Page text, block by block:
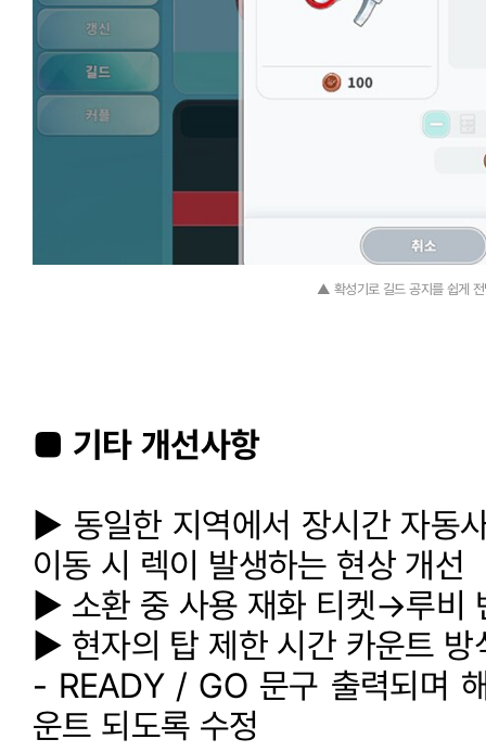
▲ 확성기로 길드 공지를 쉽게 전
■ 기타 개선사항
▶ 동일한 지역에서 장시간 자동
이동 시 렉이 발생하는 현상 개선
▶ 소환 중 사용 재화 티켓→루비
▶ 현자의 탑 제한 시간 카운트 방
- READY / GO 문구 출력되며
운트 되도록 수정